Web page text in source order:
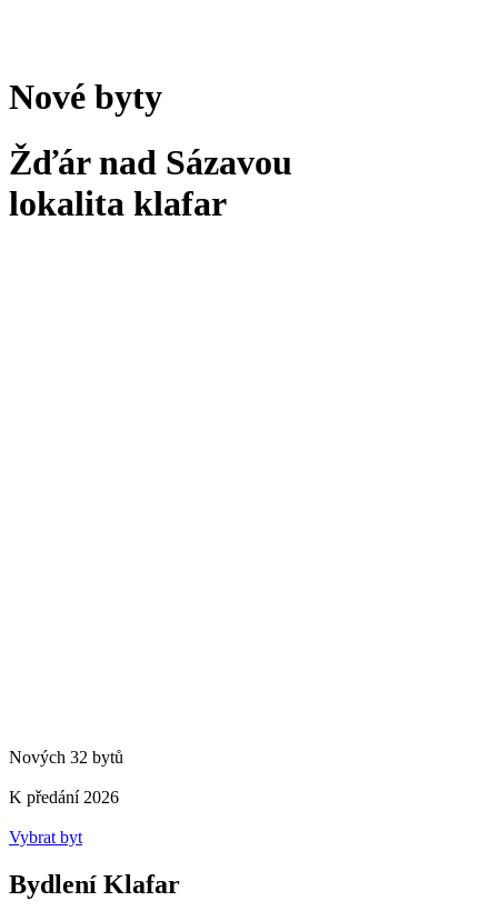
Nové byty
Žďár nad Sázavou
lokalita klafar
Nových 32 bytů
K předání 2026
Vybrat byt
Bydlení Klafar